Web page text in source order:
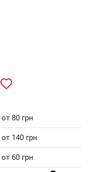
от 80 грн
от 140 грн
от 60 грн